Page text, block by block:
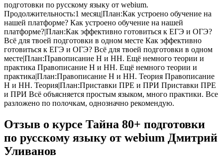
подготовки по русскому языку от webium.
Продолжительность:1 месяц|План:Как устроено обучение на
нашей платформе? Как устроено обучение на нашей
платформе?|План:Как эффективно готовиться к ЕГЭ и ОГЭ?
Всё для твоей подготовки в одном месте Как эффективно
готовиться к ЕГЭ и ОГЭ? Всё для твоей подготовки в одном
месте|План:Правописание Н и НН. Ещё немного теории и
практика Правописание Н и НН. Ещё немного теории и
практика|План:Правописание Н и НН. Теория Правописание
Н и НН. Теория|План:Приставки ПРЕ и ПРИ Приставки ПРЕ
и ПРИ Всё объясняется простым языком, много практики. Все
разложено по полочкам, однозначно рекомендую.
Отзыв о курсе Тайна 80+ подготовки
по русскому языку от webium Дмитрий
Уливанов